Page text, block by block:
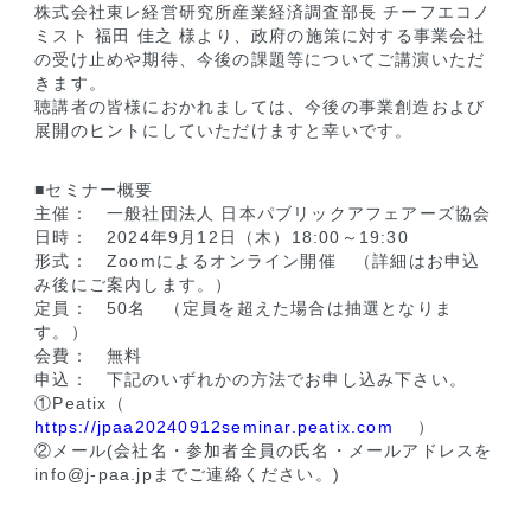
株式会社東レ経営研究所産業経済調査部長 チーフエコノ
ミスト 福田 佳之 様より、政府の施策に対する事業会社
の受け止めや期待、今後の課題等についてご講演いただ
きます。
聴講者の皆様におかれましては、今後の事業創造および
展開のヒントにしていただけますと幸いです。
■セミナー概要
主催： 一般社団法人 日本パブリックアフェアーズ協会
日時： 2024年9月12日（木）18:00～19:30
形式： Zoomによるオンライン開催 （詳細はお申込
み後にご案内します。）
定員： 50名 （定員を超えた場合は抽選となりま
す。）
会費： 無料
申込： 下記のいずれかの方法でお申し込み下さい。
①Peatix（
https://jpaa20240912seminar.peatix.com
）
②メール(会社名・参加者全員の氏名・メールアドレスを
info@j-paa.jpまでご連絡ください。)